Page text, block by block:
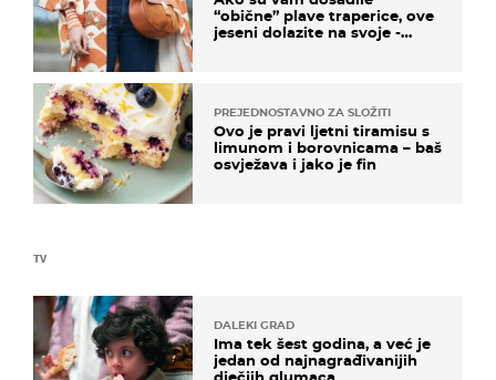
TV
DALEKI GRAD
Ima tek šest godina, a već je
jedan od najnagrađivanijih
“obične” plave traperice, ove
jeseni dolazite na svoje -
PREJEDNOSTAVNO ZA SLOŽITI
Ovo je pravi ljetni tiramisu s
limunom i borovnicama – baš
osvježava i jako je fin